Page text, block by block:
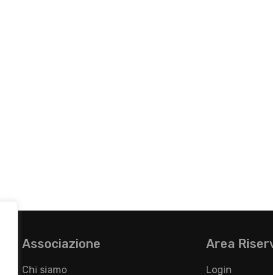
Associazione
Chi siamo
Area
Login